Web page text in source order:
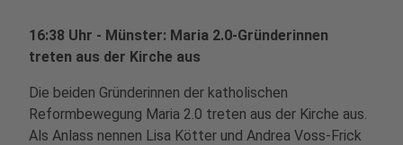
16:38 Uhr - Münster: Maria 2.0-Gründerinnen
treten aus der Kirche aus
Die beiden Gründerinnen der katholischen
Reformbewegung Maria 2.0 treten aus der Kirche aus.
Als Anlass nennen Lisa Kötter und Andrea Voss-Frick